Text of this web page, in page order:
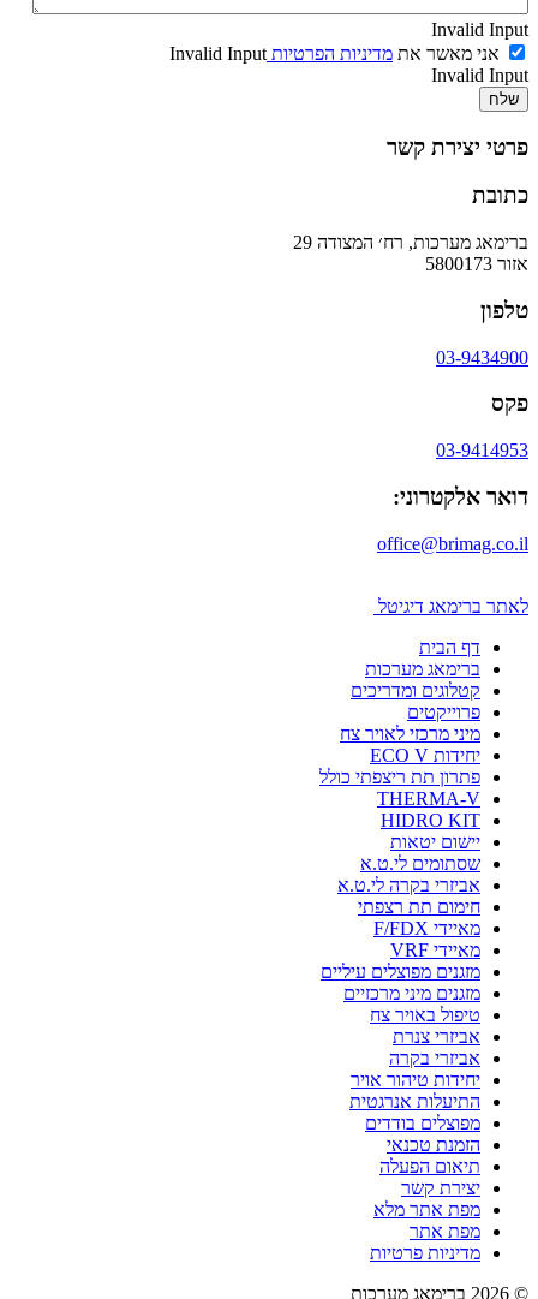
Invalid Input
אני מאשר את מדיניות הפרטיות Invalid Input
Invalid Input
שלח
פרטי יצירת קשר
כתובת
ברימאג מערכות, רח׳ המצודה 29
אזור 5800173
טלפון
03-9434900
פקס
03-9414953
דואר אלקטרוני:
office@brimag.co.il
לאתר ברימאג דיגיטל
דף הבית
ברימאג מערכות
קטלוגים ומדריכים
פרוייקטים
מיני מרכזי לאויר צח
יחידות ECO V
פתרון תת ריצפתי כולל
THERMA-V
HIDRO KIT
יישום יטאות
שסתומים לי.ט.א
אביזרי בקרה לי.ט.א
חימום תת רצפתי
מאיידי F/FDX
מאיידי VRF
מזגנים מפוצלים עיליים
מזגנים מיני מרכזיים
טיפול באויר צח
אביזרי צנרת
אביזרי בקרה
יחידות טיהור אויר
התיעלות אנרגטית
מפוצלים בודדים
הזמנת טכנאי
תיאום הפעלה
יצירת קשר
מפת אתר מלא
מפת אתר
מדיניות פרטיות
© 2026 ברימאג מערכות